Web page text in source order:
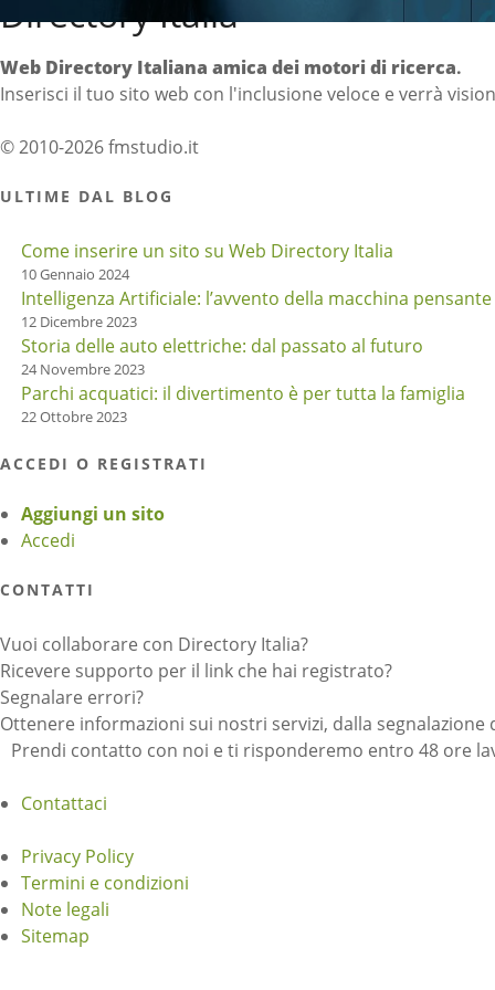
Directory Italia
Web Directory Italiana amica dei motori di ricerca.
Inserisci il tuo sito web con l'inclusione veloce e verrà
© 2010-2026 fmstudio.it
ULTIME DAL BLOG
Come inserire un sito su Web Directory Italia
10 Gennaio 2024
Intelligenza Artificiale: l’avvento della macchina pensante
12 Dicembre 2023
Storia delle auto elettriche: dal passato al futuro
24 Novembre 2023
Parchi acquatici: il divertimento è per tutta la famiglia
22 Ottobre 2023
ACCEDI O REGISTRATI
Aggiungi un sito
Accedi
CONTATTI
Vuoi collaborare con Directory Italia?
Ricevere supporto per il link che hai registrato?
Segnalare errori?
Ottenere informazioni sui nostri servizi, dalla
Prendi contatto con noi e ti risponderemo entro 48 ore
Contattaci
Privacy Policy
Termini e condizioni
Note legali
Sitemap